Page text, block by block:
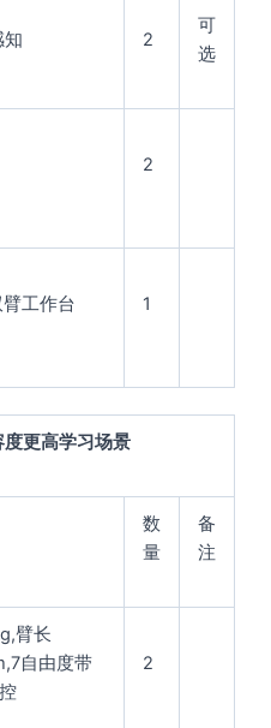
知 2
可
选
2
臂工作台 1
更高学习场景
数
量
备
注
臂长
自由度带
2